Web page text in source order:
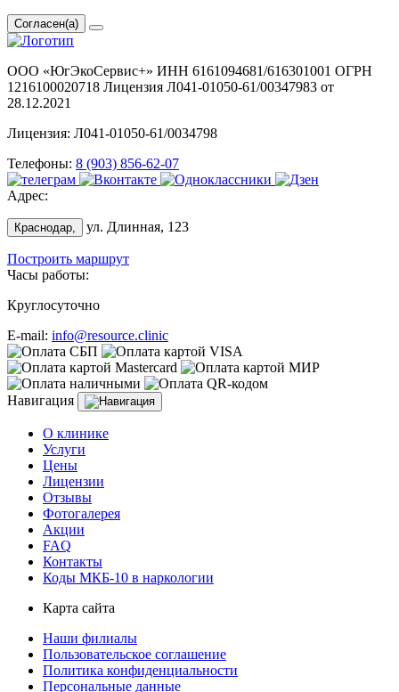
Согласен(а)
ООО «ЮгЭкоСервис+» ИНН 6161094681/616301001 ОГРН
1216100020718 Лицензия Л041-01050-61/00347983 от
28.12.2021
Лицензия: Л041-01050-61/0034798
Телефоны: 8 (903) 856-62-07
Адрес:
Краснодар, ул. Длинная, 123
Построить маршрут
Часы работы:
Круглосуточно
E-mail: info@resource.clinic
Навигация
О клинике
Услуги
Цены
Лицензии
Отзывы
Фотогалерея
Акции
FAQ
Контакты
Коды МКБ-10 в наркологии
Карта сайта
Наши филиалы
Пользовательское соглашение
Политика конфиденциальности
Персональные данные